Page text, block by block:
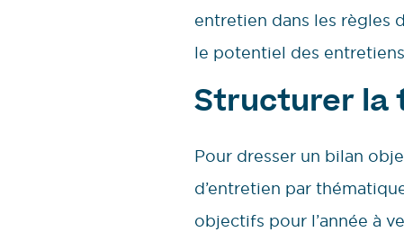
entretien dans les règles
le potentiel des
Structurer la
Pour dresser un bilan
d’entretien par
objectifs pour l’année à